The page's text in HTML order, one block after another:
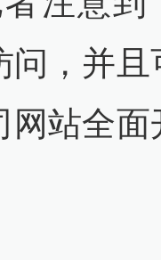
问，并且
网站全面